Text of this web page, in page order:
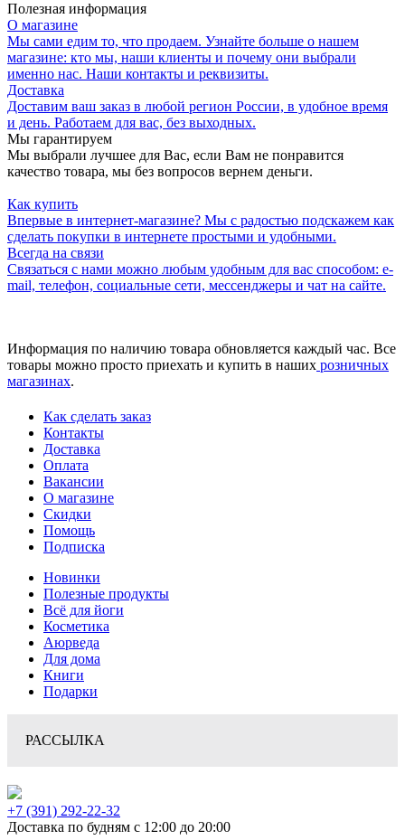
Полезная информация
О магазине
Мы сами едим то, что продаем. Узнайте больше о нашем
магазине: кто мы, наши клиенты и почему они выбрали
именно нас. Наши контакты и реквизиты.
Доставка
Доставим ваш заказ в любой регион России, в удобное время
и день. Работаем для вас, без выходных.
Мы гарантируем
Мы выбрали лучшее для Вас, если Вам не понравится
качество товара, мы без вопросов вернем деньги.
Как купить
Впервые в интернет-магазине? Мы с радостью подскажем как
сделать покупки в интернете простыми и удобными.
Всегда на связи
Связаться с нами можно любым удобным для вас способом: e-
mail, телефон, социальные сети, мессенджеры и чат на сайте.
Информация по наличию товара обновляется каждый час. Все
товары можно просто приехать и купить в наших розничных
магазинах.
Как сделать заказ
Контакты
Доставка
Оплата
Вакансии
О магазине
Скидки
Помощь
Подписка
Новинки
Полезные продукты
Всё для йоги
Косметика
Аюрведа
Для дома
Книги
Подарки
РАССЫЛКА
+7 (391) 292-22-32
Доставка по будням с 12:00 до 20:00